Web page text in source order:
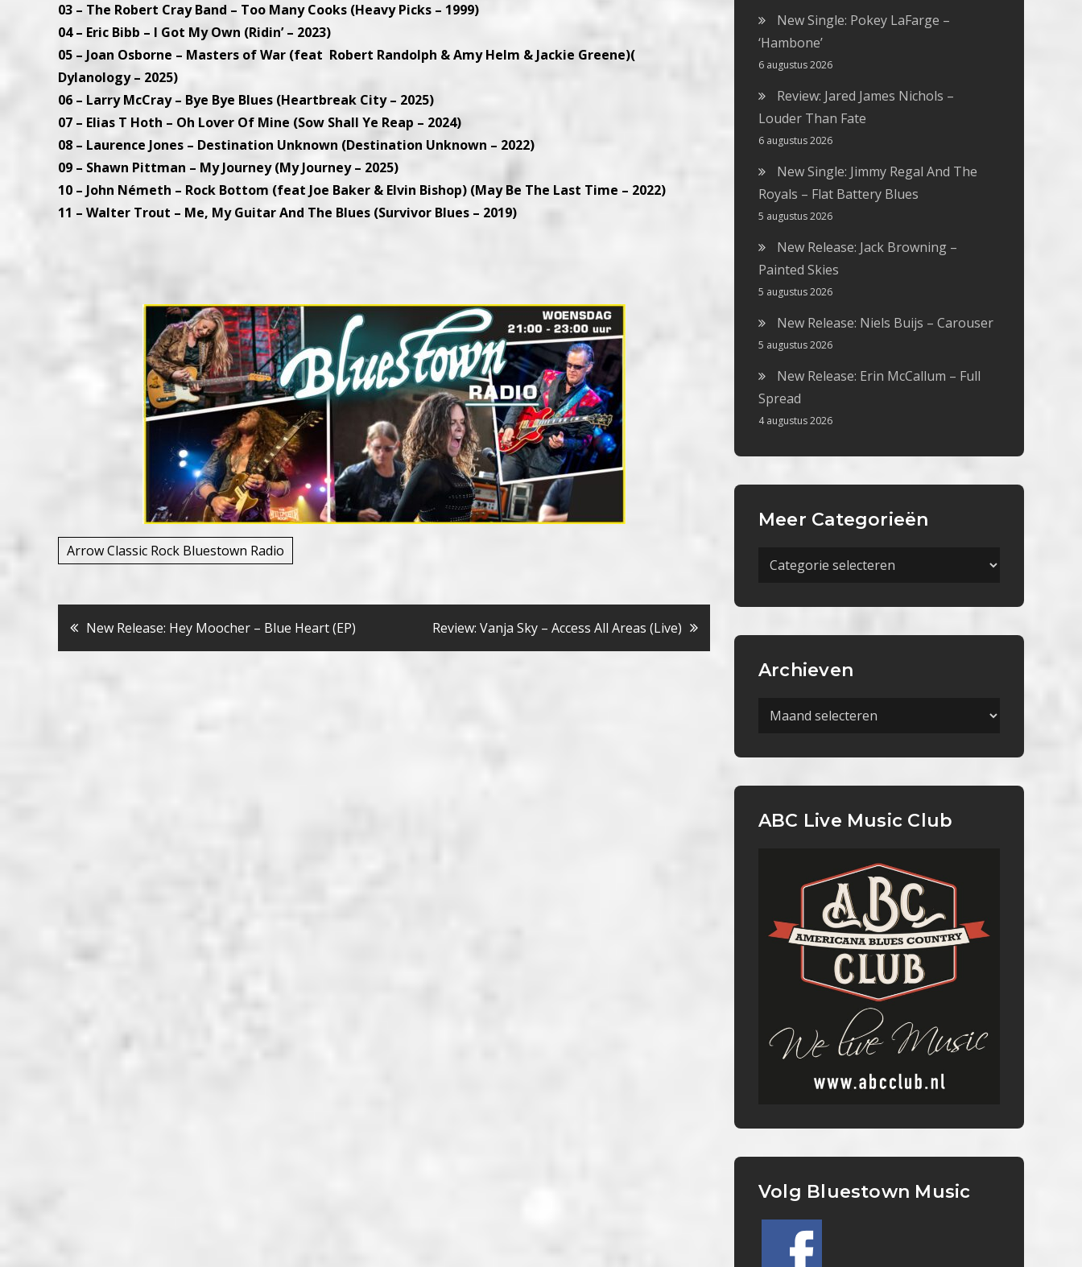
03 – The Robert Cray Band – Too Many Cooks (Heavy Picks – 1999)
04 – Eric Bibb – I Got My Own (Ridin’ – 2023)
05 – Joan Osborne – Masters of War (feat Robert Randolph & Amy Helm & Jackie Greene)(
Dylanology – 2025)
06 – Larry McCray – Bye Bye Blues (Heartbreak City – 2025)
07 – Elias T Hoth – Oh Lover Of Mine (Sow Shall Ye Reap – 2024)
08 – Laurence Jones – Destination Unknown (Destination Unknown – 2022)
09 – Shawn Pittman – My Journey (My Journey – 2025)
10 – John Németh – Rock Bottom (feat Joe Baker & Elvin Bishop) (May Be The Last Time – 2022)
11 – Walter Trout – Me, My Guitar And The Blues (Survivor Blues – 2019)
Arrow Classic Rock Bluestown Radio
Bericht
New Release: Hey Moocher – Blue Heart (EP) Review: Vanja Sky – Access All Areas (Live)
New Single: Pokey LaFarge –
‘Hambone’
6 augustus 2026
Review: Jared James Nichols –
Louder Than Fate
6 augustus 2026
New Single: Jimmy Regal And The
Royals – Flat Battery Blues
5 augustus 2026
New Release: Jack Browning –
Painted Skies
5 augustus 2026
New Release: Niels Buijs – Carouser
5 augustus 2026
New Release: Erin McCallum – Full
Spread
4 augustus 2026
Meer Categorieën
Meer
Archieven
Archieven
ABC Live Music Club
Volg Bluestown Music